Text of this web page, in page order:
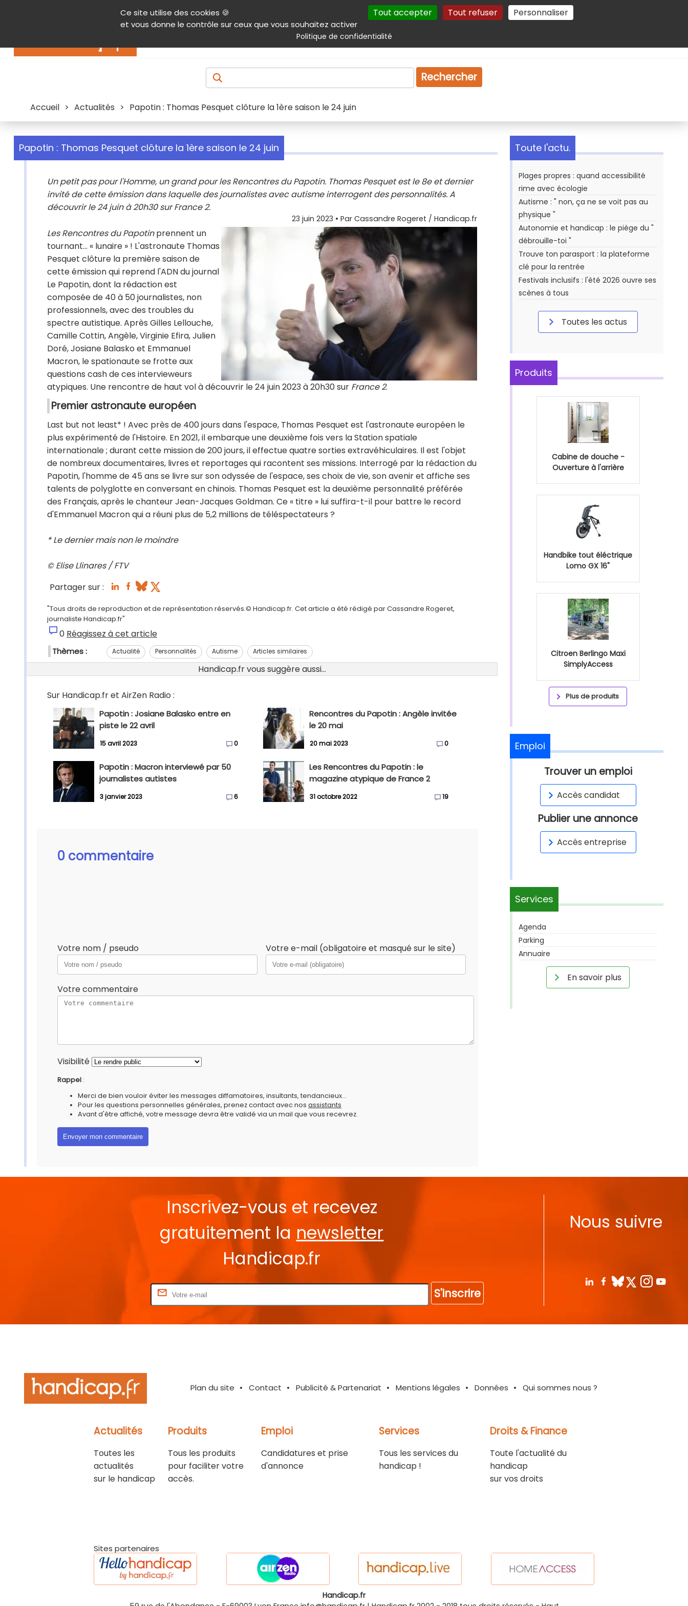
Ce site utilise des cookies 🍪
et vous donne le contrôle sur ceux que vous souhaitez activer
Tout accepter Tout refuser Personnaliser
Politique de confidentialité
Contenu Aide et accessibilité Menu principal Autres services Plan du site Gestion des cookies
Produits & services Emploi Droit
Rechercher
Accueil > Actualités > Papotin : Thomas Pesquet clôture la 1ère saison le 24 juin
Papotin : Thomas Pesquet clôture la 1ère saison le 24 juin
Un petit pas pour l'Homme, un grand pour les Rencontres du Papotin. Thomas Pesquet est le 8e et dernier
invité de cette émission dans laquelle des journalistes avec autisme interrogent des personnalités. A
découvrir le 24 juin à 20h30 sur France 2.
23 juin 2023 • Par Cassandre Rogeret / Handicap.fr
Les Rencontres du Papotinprennent un
tournant... « lunaire » ! L'astronaute Thomas
Pesquet clôture la première saison de
cette émission qui reprend l'ADN du journal
Le Papotin, dont la rédaction est
composée de 40 à 50 journalistes, non
professionnels, avec des troubles du
spectre autistique. Après Gilles Lellouche,
Camille Cottin, Angèle, Virginie Efira, Julien
Doré, Josiane Balasko et Emmanuel
Macron, le spationaute se frotte aux
questions cash de ces intervieweurs
atypiques. Une rencontre de haut vol à découvrir le 24 juin 2023 à 20h30 sur France 2.
Premier astronaute européen
Last but not least* ! Avec près de 400 jours dans l'espace, Thomas Pesquet est l'astronaute européen le
plus expérimenté de l'Histoire. En 2021, il embarque une deuxième fois vers la Station spatiale
internationale ; durant cette mission de 200 jours, il effectue quatre sorties extravéhiculaires. Il est l'objet
de nombreux documentaires, livres et reportages qui racontent ses missions. Interrogé par la rédaction du
Papotin, l'homme de 45 ans se livre sur son odyssée de l'espace, ses choix de vie, son avenir et affiche ses
talents de polyglotte en conversant en chinois. Thomas Pesquet est la deuxième personnalité préférée
des Français, après le chanteur Jean-Jacques Goldman. Ce « titre » lui suffira-t-il pour battre le record
d'Emmanuel Macron qui a réuni plus de 5,2 millions de téléspectateurs ?
* Le dernier mais non le moindre
© Elise Llinares / FTV
Partager sur :
"Tous droits de reproduction et de représentation réservés.© Handicap.fr. Cet article a été rédigé par Cassandre Rogeret,
journaliste Handicap.fr"
0 Réagissez à cet article
Thèmes : Actualité Personnalités Autisme Articles similaires
Handicap.fr vous suggère aussi...
Sur Handicap.fr et AirZen Radio :
Papotin : Josiane Balasko entre en
piste le 22 avril
15 avril 2023 0
Rencontres du Papotin : Angèle invitée
le 20 mai
20 mai 2023 0
Papotin : Macron interviewé par 50
journalistes autistes
3 janvier 2023 6
Les Rencontres du Papotin : le
magazine atypique de France 2
31 octobre 2022 19
0 commentaire
Votre nom / pseudo Votre e-mail (obligatoire et masqué sur le site)
Votre commentaire
Visibilité
Rappel :
Merci de bien vouloir éviter les messages diffamatoires, insultants, tendancieux...
Pour les questions personnelles générales, prenez contact avec nos assistants
Avant d'être affiché, votre message devra être validé via un mail que vous recevrez.
Toute l'actu.
Plages propres : quand accessibilité
rime avec écologie
Autisme : " non, ça ne se voit pas au
physique "
Autonomie et handicap : le piège du "
débrouille-toi "
Trouve ton parasport : la plateforme
clé pour la rentrée
Festivals inclusifs : l'été 2026 ouvre ses
scènes à tous
Toutes les actus
Produits
Cabine de douche -
Ouverture à l'arrière
Handbike tout éléctrique
Lomo GX 16"
Citroen Berlingo Maxi
SimplyAccess
Plus de produits
Emploi
Trouver un emploi
Accès candidat
Publier une annonce
Accès entreprise
Services
Agenda
Parking
Annuaire
En savoir plus
Inscrivez-vous et recevez
gratuitement la newsletter
Handicap.fr
S'inscrire
Nous suivre
Plan du site Contact Publicité & Partenariat Mentions légales Données Qui sommes nous ?
Actualités
Toutes les
actualités
sur le handicap
Produits
Tous les produits
pour faciliter votre
accès.
Emploi
Candidatures et prise
d'annonce
Services
Tous les services du
handicap !
Droits & Finance
Toute l'actualité du
handicap
sur vos droits
Sites partenaires
Handicap.fr